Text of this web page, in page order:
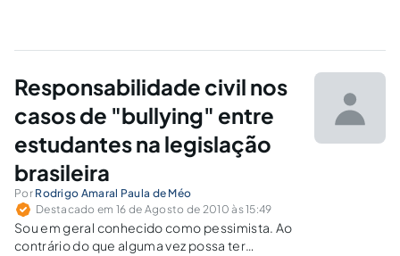
Responsabilidade civil nos
casos de "bullying" entre
estudantes na legislação
brasileira
Por Rodrigo Amaral Paula de Méo
Destacado em 16 de Agosto de 2010 às 15:49
Sou em geral conhecido como pessimista. Ao
contrário do que alguma vez possa ter